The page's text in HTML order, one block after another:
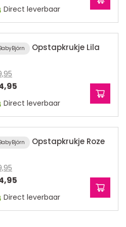
Direct leverbaar
Opstapkrukje Lila
Direct leverbaar
Opstapkrukje Roze
Direct leverbaar